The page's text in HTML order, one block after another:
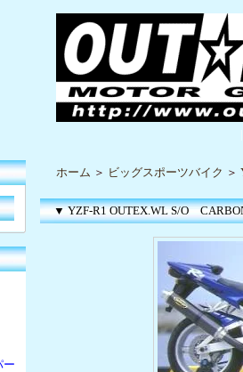
ー
ホーム ＞ ビッグスポーツバイク ＞
▼ YZF-R1 OUTEX.WL S/O